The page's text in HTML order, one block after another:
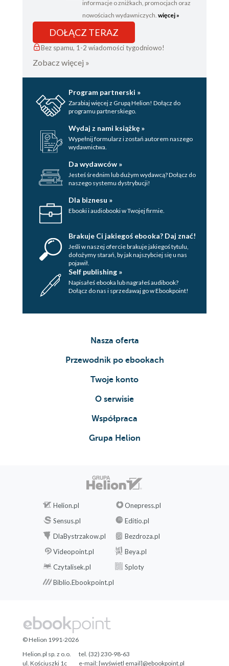
informacje o zniżkach, promocjach oraz
nowościach wydawniczych. więcej »
DOŁĄCZ TERAZ
Bez spamu, 1-2 wiadomości tygodniowo!
Zobacz więcej »
Program partnerski »
Zarabiaj więcej z Grupą Helion! Dołącz do
programu partnerskiego.
Wydaj z nami książkę »
Wypełnij formularz i zostań autorem naszego
wydawnictwa.
Da wydawców »
Jesteś średnim lub dużym wydawcą? Dołącz do
naszego systemu dystrybucji!
Dla biznesu »
Ebooki i audiobooki w Twojej firmie.
Brakuje Ci jakiegoś ebooka? Daj znać!
Jeśli w naszej ofercie brakuje jakiegoś tytulu,
dołożymy starań, by jak najszybciej się u nas
pojawił.
Self publishing »
Napisałeś ebooka lub nagrałeś audibook?
Dołącz do nas i sprzedawaj go w Ebookpoint!
Nasza oferta
Przewodnik po ebookach
Twoje konto
O serwisie
Współpraca
Grupa Helion
Helion.pl
Onepress.pl
Sensus.pl
Editio.pl
DlaBystrzakow.pl
Bezdroza.pl
Videopoint.pl
Beya.pl
Czytalisek.pl
Sploty
Biblio.Ebookpoint.pl
© Helion 1991-2026
Helion.pl sp. z o.o.
ul. Kościuszki 1c
tel. (32) 230-98-63
e-mail:[wyświetl email]@ebookpoint.pl